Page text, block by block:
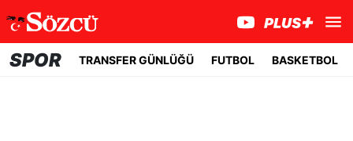
SPOR TRANSFER GÜNLÜĞÜ FUTBOL BASKETBOL